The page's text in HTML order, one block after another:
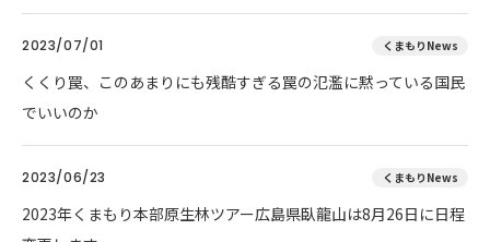
2023/07/01 くまもりNews
くくり罠、このあまりにも残酷すぎる罠の氾濫に黙っている国民
でいいのか
2023/06/23 くまもりNews
2023年くまもり本部原生林ツアー広島県臥龍山は8月26日に日程